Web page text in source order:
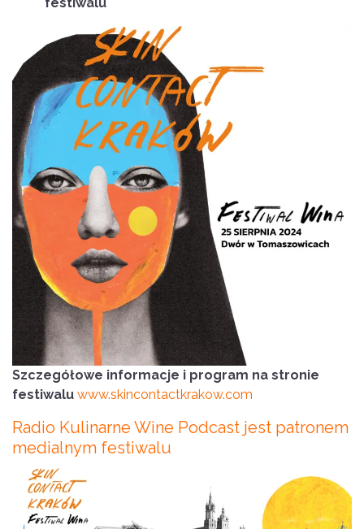
Szczegółowe informacje i program na stronie
festiwalu www.skincontactkrakow.com
Radio Kulinarne Wine Podcast jest patronem
medialnym festiwalu